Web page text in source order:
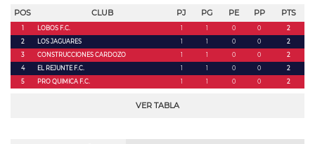
POS CLUB PJ PG PE PP PTS
1 LOBOS F.C. 1 1 0 0
2
2
LOS JAGUARES 1 1 0 0
2
3
CONSTRUCCIONES CARDOZO 1 1 0 0
2
4
EL REJUNTE F.C. 1 1 0 0
2
5
PRO QUIMICA F.C. 1 1 0 0 2
VER TABLA